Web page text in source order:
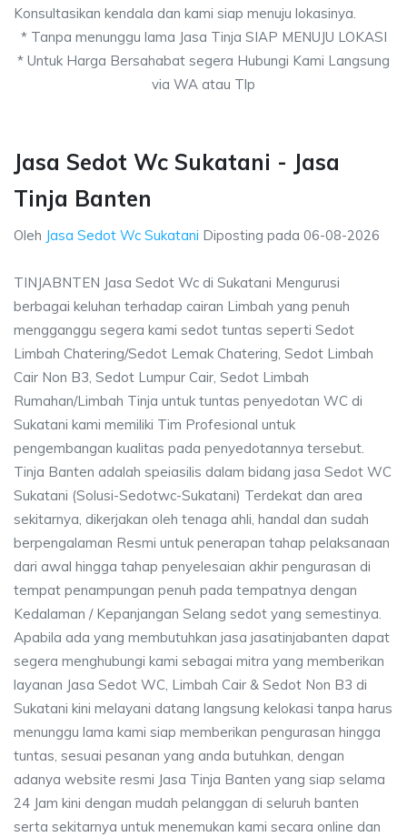
Konsultasikan kendala dan kami siap menuju lokasinya.
* Tanpa menunggu lama Jasa Tinja SIAP MENUJU LOKASI
* Untuk Harga Bersahabat segera Hubungi Kami Langsung
via WA atau Tlp
Jasa Sedot Wc Sukatani - Jasa
Tinja Banten
Oleh Jasa Sedot Wc Sukatani Diposting pada 06-08-2026
TINJABNTEN Jasa Sedot Wc di Sukatani Mengurusi
berbagai keluhan terhadap cairan Limbah yang penuh
mengganggu segera kami sedot tuntas seperti Sedot
Limbah Chatering/Sedot Lemak Chatering, Sedot Limbah
Cair Non B3, Sedot Lumpur Cair, Sedot Limbah
Rumahan/Limbah Tinja untuk tuntas penyedotan WC di
Sukatani kami memiliki Tim Profesional untuk
pengembangan kualitas pada penyedotannya tersebut.
Tinja Banten adalah speiasilis dalam bidang jasa Sedot WC
Sukatani (Solusi-Sedotwc-Sukatani) Terdekat dan area
sekitarnya, dikerjakan oleh tenaga ahli, handal dan sudah
berpengalaman Resmi untuk penerapan tahap pelaksanaan
dari awal hingga tahap penyelesaian akhir pengurasan di
tempat penampungan penuh pada tempatnya dengan
Kedalaman / Kepanjangan Selang sedot yang semestinya.
Apabila ada yang membutuhkan jasa jasatinjabanten dapat
segera menghubungi kami sebagai mitra yang memberikan
layanan Jasa Sedot WC, Limbah Cair & Sedot Non B3 di
Sukatani kini melayani datang langsung kelokasi tanpa harus
menunggu lama kami siap memberikan pengurasan hingga
tuntas, sesuai pesanan yang anda butuhkan, dengan
adanya website resmi Jasa Tinja Banten yang siap selama
24 Jam kini dengan mudah pelanggan di seluruh banten
serta sekitarnya untuk menemukan kami secara online dan